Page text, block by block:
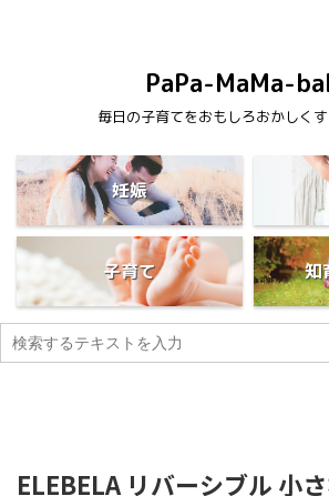
PaPa-MaMa-
毎日の子育てをおもしろおかしく
妊娠
子育て 知
ELEBELA リバーシブル 小